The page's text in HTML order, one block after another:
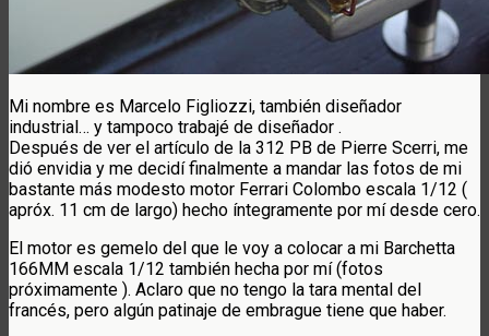
Mi nombre es Marcelo Figliozzi, también diseñador
industrial… y tampoco trabajé de diseñador .
Después de ver el artículo de la 312 PB de Pierre Scerri, me
dió envidia y me decidí finalmente a mandar las fotos de mi
bastante más modesto motor Ferrari Colombo escala 1/12 (
apróx. 11 cm de largo) hecho íntegramente por mí desde cero.
El motor es gemelo del que le voy a colocar a mi Barchetta
166MM escala 1/12 también hecha por mí (fotos
próximamente ). Aclaro que no tengo la tara mental del
francés, pero algún patinaje de embrague tiene que haber.